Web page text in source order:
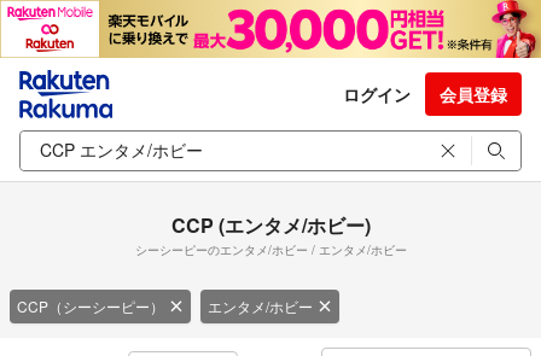
ログイン 会員登録
CCP (エンタメ/ホビー)
シーシーピーのエンタメ/ホビー / エンタメ/ホビー
CCP（シーシーピー） エンタメ/ホビー